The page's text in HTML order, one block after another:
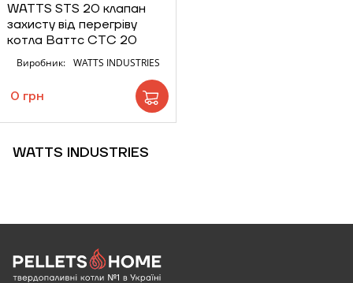
WATTS STS 20 клапан
захисту від перегріву
котла Ваттс СТС 20
Виробник: WATTS INDUSTRIES
0 грн
WATTS INDUSTRIES
Надіслати